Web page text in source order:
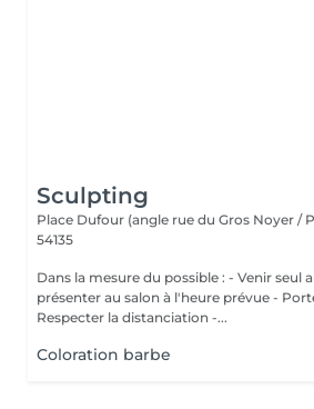
Sculpting
Place Dufour (angle rue du Gros Noyer /
54135
Dans la mesure du possible : - Venir seul aux rendez-vous - Se
présenter au salon à l'heure prévue -
Respecter la distanciation -...
Coloration barbe